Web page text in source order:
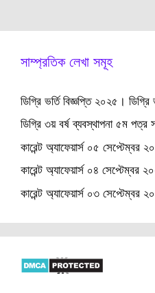
সাম্প্রতিক লেখা সমূহ
ডিগ্রি ভর্তি বিজ্ঞপ্তি ২০২৫।
ডিগ্রি ৩য় বর্ষ ব্যবস্থাপনা ৫ম
কারেন্ট অ্যাফেয়ার্স ০৫ সেপ্টেম্বর
কারেন্ট অ্যাফেয়ার্স ০৪ সেপ্টেম্বর
কারেন্ট অ্যাফেয়ার্স ০৩ সেপ্টেম্বর